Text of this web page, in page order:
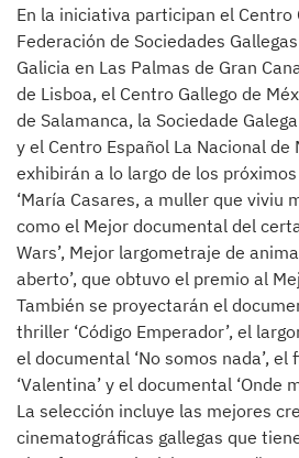
En la iniciativa participan el Centro
Federación de Sociedades
Galicia en Las Palmas de Gran
de Lisboa, el Centro Gallego de
de Salamanca, la Sociedade
y el Centro Español La Nacional de
exhibirán a lo largo de los
‘María Casares, a muller que viviu
como el Mejor documental del
Wars’, Mejor largometraje de
aberto’, que obtuvo el premio al
También se proyectarán el
thriller ‘Código Emperador’, el
el documental ‘No somos nada’,
‘Valentina’ y el documental ‘Onde
La selección incluye las mejores
cinematográficas gallegas que